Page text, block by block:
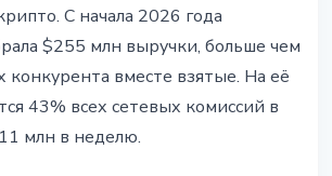
С начала 2026 года
$255 млн выручки, больше чем
вместе взятые. На её
43% всех сетевых комиссий в
млн в неделю.